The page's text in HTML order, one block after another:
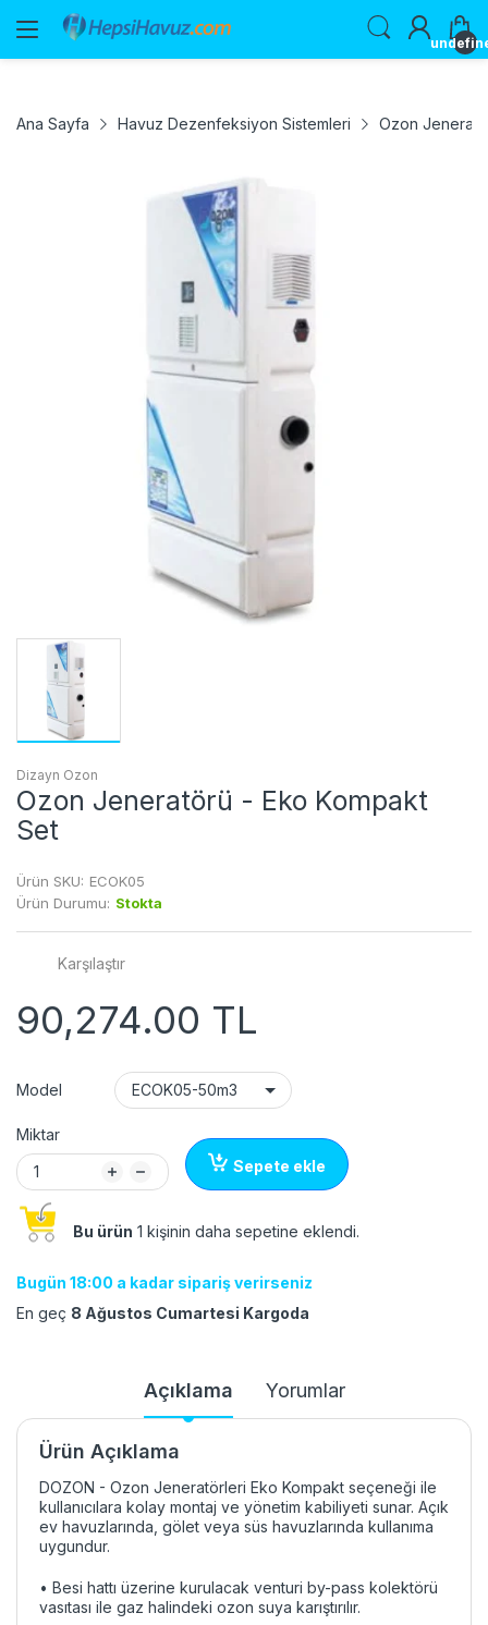
Ana Sayfa Havuz Dezenfeksiyon Sistemleri Ozon
Dizayn Ozon
Ozon Jeneratörü - Eko Kompakt
Set
Ürün SKU: ECOK05
Ürün Durumu: Stokta
Karşılaştır
90,274.00 TL
Model
Miktar
Sepete ekle
Bu ürün 1 kişinin daha sepetine eklendi.
Bugün 18:00 a kadar sipariş verirseniz
En geç 8 Ağustos Cumartesi Kargoda
Açıklama Yorumlar
Ürün Açıklama
DOZON - Ozon Jeneratörleri Eko Kompakt seçeneği ile
kullanıcılara kolay montaj ve yönetim kabiliyeti sunar. Açık
ev havuzlarında, gölet veya süs havuzlarında kullanıma
uygundur.
• Besi hattı üzerine kurulacak venturi by-pass kolektörü
vasıtası ile gaz halindeki ozon suya karıştırılır.